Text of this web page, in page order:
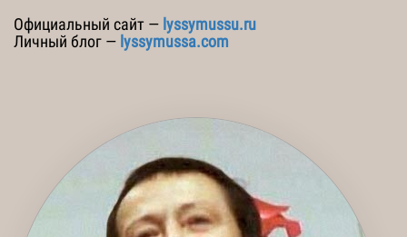
Официальный сайт — lyssymussu.ru
Личный блог — lyssymussa.com